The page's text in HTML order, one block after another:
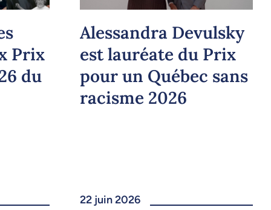
Prix
du
Alessandra Devulsky
est lauréate du Prix
pour un Québec sans
racisme 2026
22 juin 2026